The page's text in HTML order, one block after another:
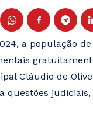
a população
Cláudio de
questões